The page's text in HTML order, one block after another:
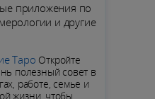
приложения по
и другие
Таро Откройте
полезный совет в
работе, семье и
жизни, чтобы